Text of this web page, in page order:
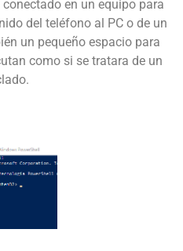
en un equipo para
del teléfono al PC o de un
un pequeño espacio para
como si se tratara de un